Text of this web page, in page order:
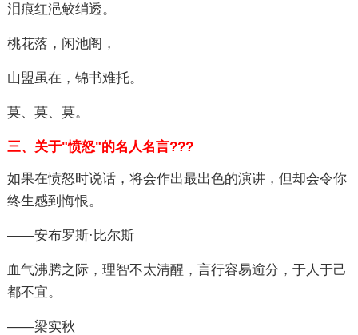
泪痕红浥鲛绡透。
桃花落，闲池阁，
山盟虽在，锦书难托。
莫、莫、莫。
三、关于"愤怒"的名人名言???
如果在愤怒时说话，将会作出最出色的演讲，但却会令你
终生感到悔恨。
——安布罗斯·比尔斯
血气沸腾之际，理智不太清醒，言行容易逾分，于人于己
都不宜。
——梁实秋